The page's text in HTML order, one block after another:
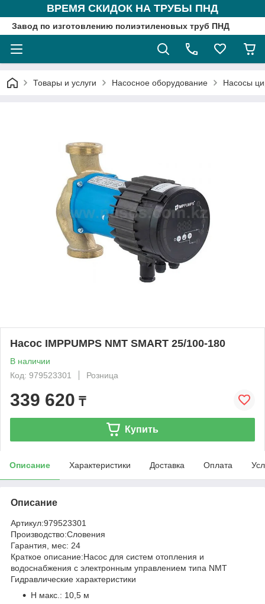
ВРЕМЯ СКИДОК НА ТРУБЫ ПНД
Завод по изготовлению полиэтиленовых труб ПНД
Товары и услуги Насосное оборудование Насосы
Насос IMPPUMPS NMT SMART 25/100-180
В наличии
Код: 979523301
Розница
339 620 ₸
Купить
Описание Характеристики Доставка Оплата
Описание
Артикул:979523301
Производство:Словения
Гарантия, мес: 24
Краткое описание:Насос для систем отопления и
водоснабжения с электронным управлением типа NMT
Гидравлические характеристики
H макс.: 10,5 м